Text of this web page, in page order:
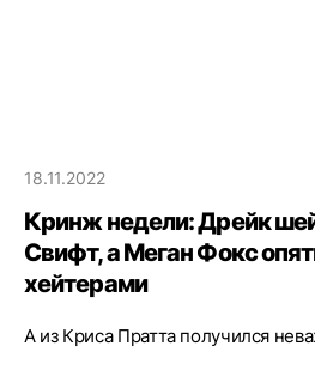
18.11.2022
Кринж недели: Дрейк
Свифт, а Меган Фокс
хейтерами
А из Криса Пратта получился